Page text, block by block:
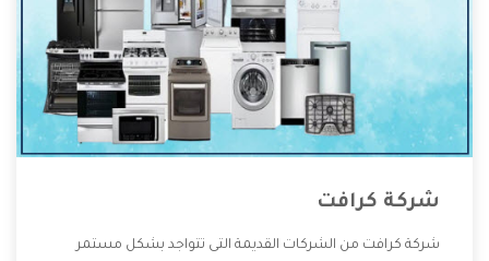
شركة كرافت
شركة كرافت من الشركات القديمة التى تتواجد بشكل مستمر